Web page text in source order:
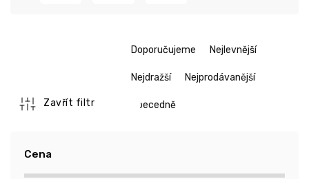
ŘDoporučujeme Nejlevnější
Nejdražší Nejprodávanější
Abecedně
Zavřít filtr
Cena